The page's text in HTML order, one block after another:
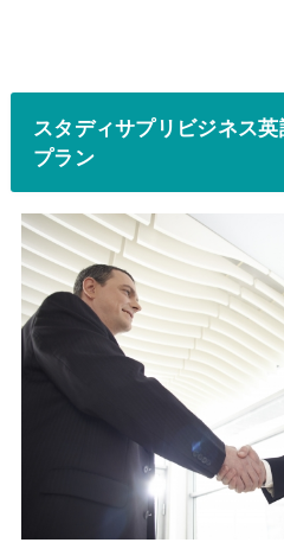
スタディサプリビジネス
プラン